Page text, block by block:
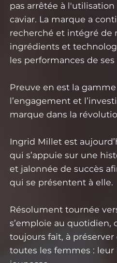
pas arrêtée à l'utilisation
caviar. La marque a
recherché et intégré de
ingrédients et
les performances de
Preuve en est la
l’engagement et
marque dans la
Ingrid Millet est
qui s’appuie sur une
et jalonnée de succès
qui se présentent à elle.
Résolument tournée
s’emploie au quotidien,
toujours fait, à
toutes les femmes :